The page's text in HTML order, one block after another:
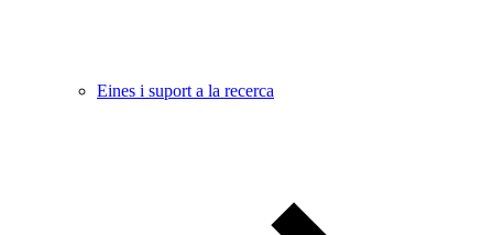
Eines i suport a la recerca